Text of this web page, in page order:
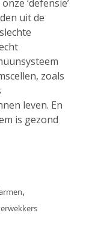
‘defensie’
uit de
zoals
leven. En
is gezond
,